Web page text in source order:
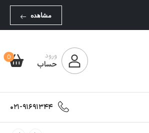
مشاهده
ورود
حساب
0
021-91691344